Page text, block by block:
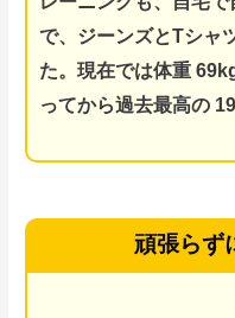
で、ジーンズとTシャ
た。現在では体重
ってから過去最高の
頑張らず